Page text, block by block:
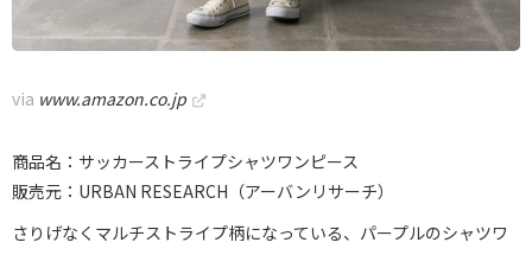
via www.amazon.co.jp
商品名：サッカーストライプシャツワンピース
販売元：URBAN RESEARCH（アーバンリサーチ）
さりげなくマルチストライプ柄になっている、パープルのシャツワ